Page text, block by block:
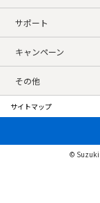
サポート
キャンペーン
その他
サイトマップ
© Suzuki